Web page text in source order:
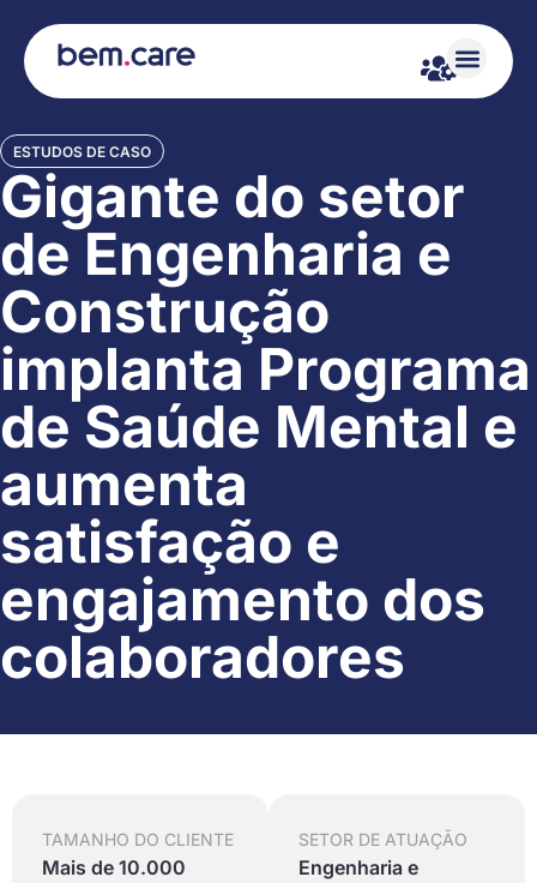
ESTUDOS DE CASO
Gigante do setor
de Engenharia e
Construção
implanta Programa
de Saúde Mental e
aumenta
satisfação e
engajamento dos
colaboradores
TAMANHO DO CLIENTE
Mais de 10.000
SETOR DE ATUAÇÃO
Engenharia e